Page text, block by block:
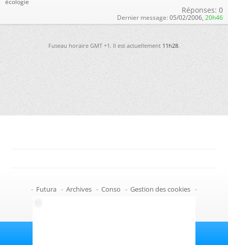
écologie
Réponses: 0
Dernier message: 05/02/2006, 20h46
Fuseau horaire GMT +1. Il est actuellement11h28.
- Futura - Archives - Conso - Gestion des cookies -